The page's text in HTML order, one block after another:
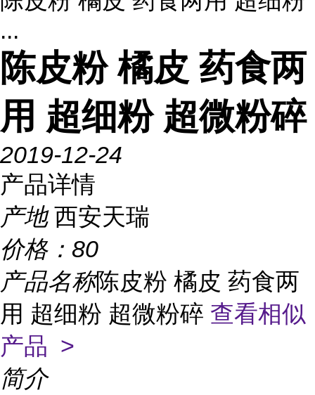
...
陈皮粉 橘皮 药食两
用 超细粉 超微粉碎
2019-12-24
产品详情
产地 西安天瑞
价格： 80
产品名称陈皮粉 橘皮 药食两
用 超细粉 超微粉碎 查看相似
产品 >
简介